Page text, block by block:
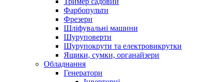
Фарбопульти
Фрезери
Шліфувальні машини
Шуруповерти
Шурупокрути та електровикрутки
Ящики, сумки, органайзери
Обладнання
Генератори